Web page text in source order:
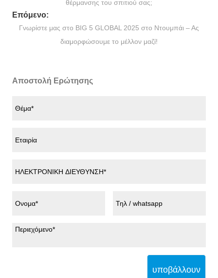
θέρμανσης του σπιτιού σας;
Επόμενο:
Γνωρίστε μας στο BIG 5 GLOBAL 2025 στο Ντουμπάι – Ας
διαμορφώσουμε το μέλλον μαζί!
Αποστολή Ερώτησης
υποβάλλουν